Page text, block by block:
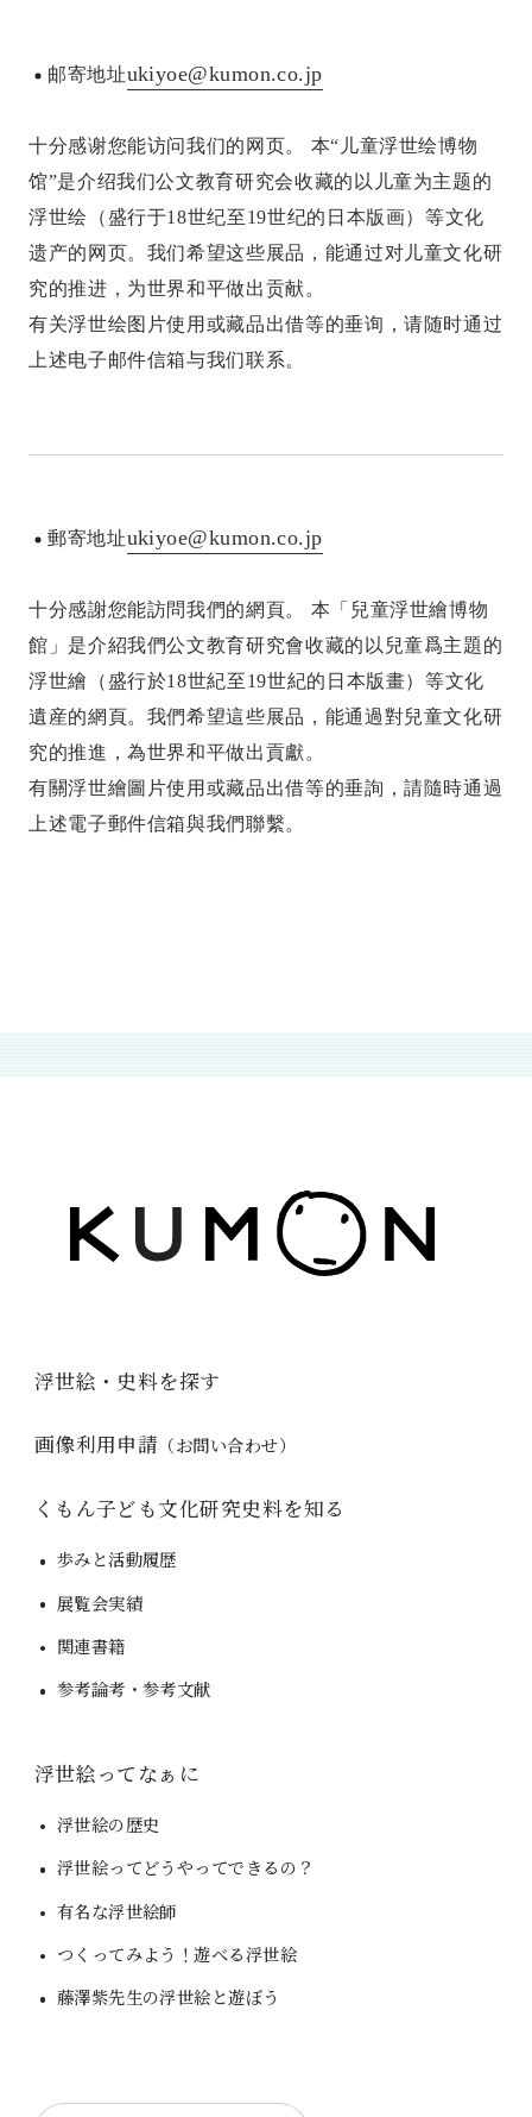
邮寄地址ukiyoe@kumon.co.jp
十分感谢您能访问我们的网页。 本“儿童浮世绘博物
馆”是介绍我们公文教育研究会收藏的以儿童为主题的
浮世绘（盛行于18世纪至19世纪的日本版画）等文化
遗产的网页。我们希望这些展品，能通过对儿童文化研
究的推进，为世界和平做出贡献。
有关浮世绘图片使用或藏品出借等的垂询，请随时通过
上述电子邮件信箱与我们联系。
郵寄地址ukiyoe@kumon.co.jp
十分感謝您能訪問我們的網頁。 本「兒童浮世繪博物
館」是介紹我們公文教育研究會收藏的以兒童爲主題的
浮世繪（盛行於18世紀至19世紀的日本版畫）等文化
遺産的網頁。我們希望這些展品，能通過對兒童文化研
究的推進，為世界和平做出貢獻。
有關浮世繪圖片使用或藏品出借等的垂詢，請隨時通過
上述電子郵件信箱與我們聯繫。
浮世絵・史料を探す
画像利用申請 （お問い合わせ）
くもん子ども文化研究史料を知る
歩みと活動履歴
展覧会実績
関連書籍
参考論考・参考文献
浮世絵ってなぁに
浮世絵の歴史
浮世絵ってどうやってできるの？
有名な浮世絵師
つくってみよう！遊べる浮世絵
藤澤紫先生の浮世絵と遊ぼう